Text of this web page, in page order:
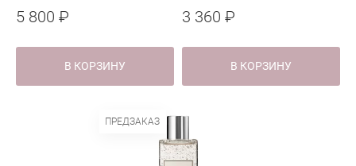
5 800 ₽
В КОРЗИНУ
3 360 ₽
В КОРЗИНУ
ПРЕДЗАКАЗ